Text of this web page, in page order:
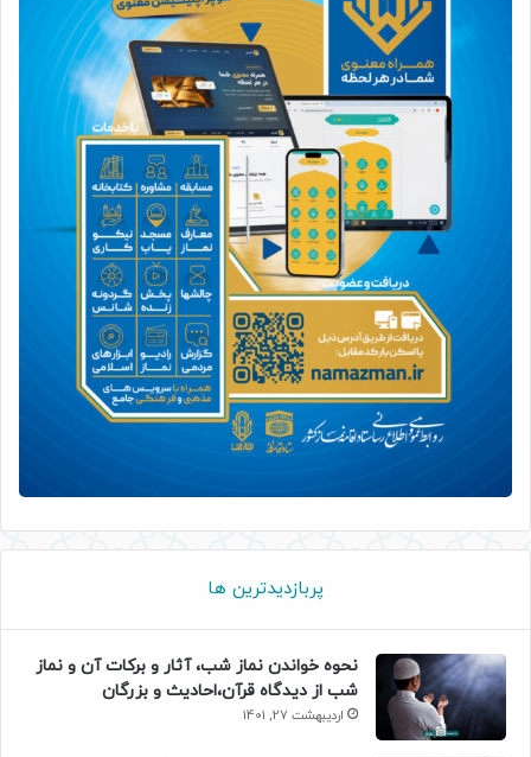
پربازدیدترین ها
نحوه خواندن نماز شب، آثار و برکات آن و نماز
شب از دیدگاه قرآن،احادیث و بزرگان
اردیبهشت 27, 1401